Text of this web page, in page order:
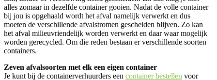
alles zomaar in dezelfde container gooien. Nadat de volle container
bij jou is opgehaald wordt het afval namelijk verwerkt en dus
moeten de verschillende afvalstromen gescheiden blijven. Zo kan
het afval milieuvriendelijk worden verwerkt en daar waar mogelijk
worden gerecycled. Om die reden bestaan er verschillende soorten
containers.
Zeven afvalsoorten met elk een eigen container
Je kunt bij de containerverhuurders een container bestellen voor